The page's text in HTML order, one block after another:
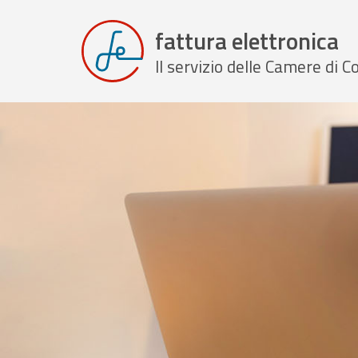
fattura elettronica
Il servizio delle Camere di